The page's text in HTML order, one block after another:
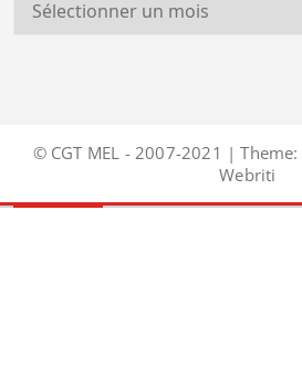
© CGT MEL - 2007-2021 | Theme:
Webriti